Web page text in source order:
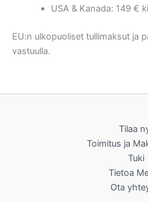
USA & Kanada: 149 €
EU:n ulkopuoliset tullimaksut ja
vastuulla.
Tilaa
Toimitus ja
Tuki
Tietoa
Ota